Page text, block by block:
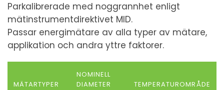
Parkalibrerade med noggrannhet enligt
mätinstrumentdirektivet MID.
Passar energimätare av alla typer av mätare,
applikation och andra yttre faktorer.
MÄTARTYPER
NOMINELL
DIAMETER
TEMPERATUROMRÅDE